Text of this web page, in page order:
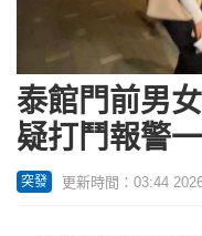
泰館門前男
疑打鬥報警
突發 更新時間：03:44